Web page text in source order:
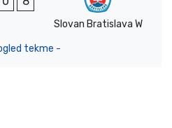
Slovan Bratislava W
tekme -